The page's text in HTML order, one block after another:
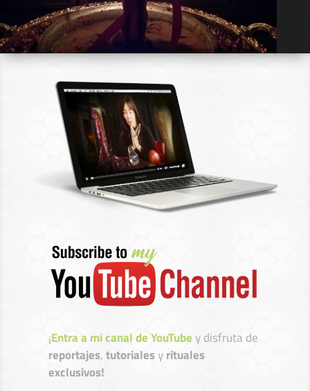
¡Entra a mi canal de YouTubey disfruta de
reportajes,tutorialesyrituales
exclusivos!